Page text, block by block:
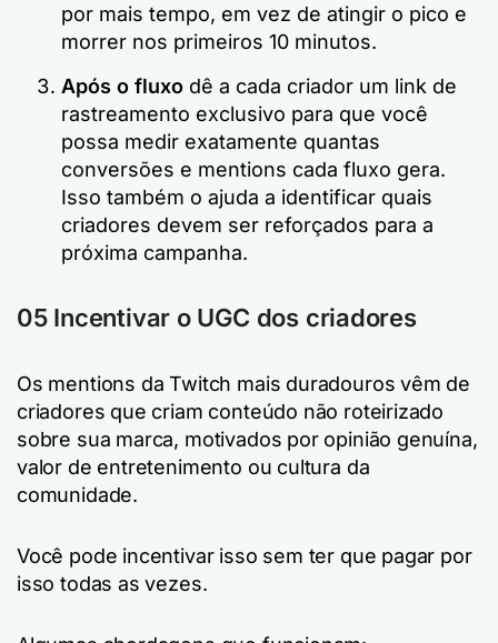
por mais tempo, em vez de atingir o pico e
morrer nos primeiros 10 minutos.
Após o fluxo dê a cada criador um link de
rastreamento exclusivo para que você
possa medir exatamente quantas
conversões e mentions cada fluxo gera.
Isso também o ajuda a identificar quais
criadores devem ser reforçados para a
próxima campanha.
05 Incentivar o UGC dos criadores
Os mentions da Twitch mais duradouros vêm de
criadores que criam conteúdo não roteirizado
sobre sua marca, motivados por opinião genuína,
valor de entretenimento ou cultura da
comunidade.
Você pode incentivar isso sem ter que pagar por
isso todas as vezes.